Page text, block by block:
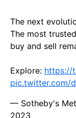
The next
The most
buy and sell
Explore: https://
pic.twitter.com/
— Sotheby's
2023